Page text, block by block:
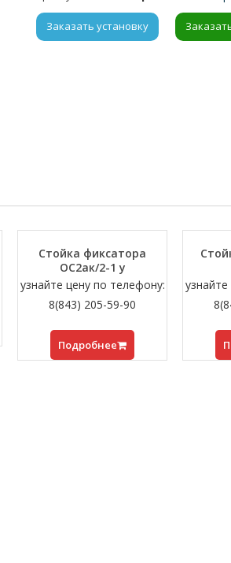
Заказать установку
Стойка фиксатора
ОС2ак/2-1 у
узнайте цену по телефону:
8(843) 205-59-90
Подробнее